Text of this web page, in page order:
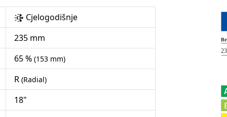
Cjelogodišnje
235 mm
65 % (153 mm)
R (Radial)
18"